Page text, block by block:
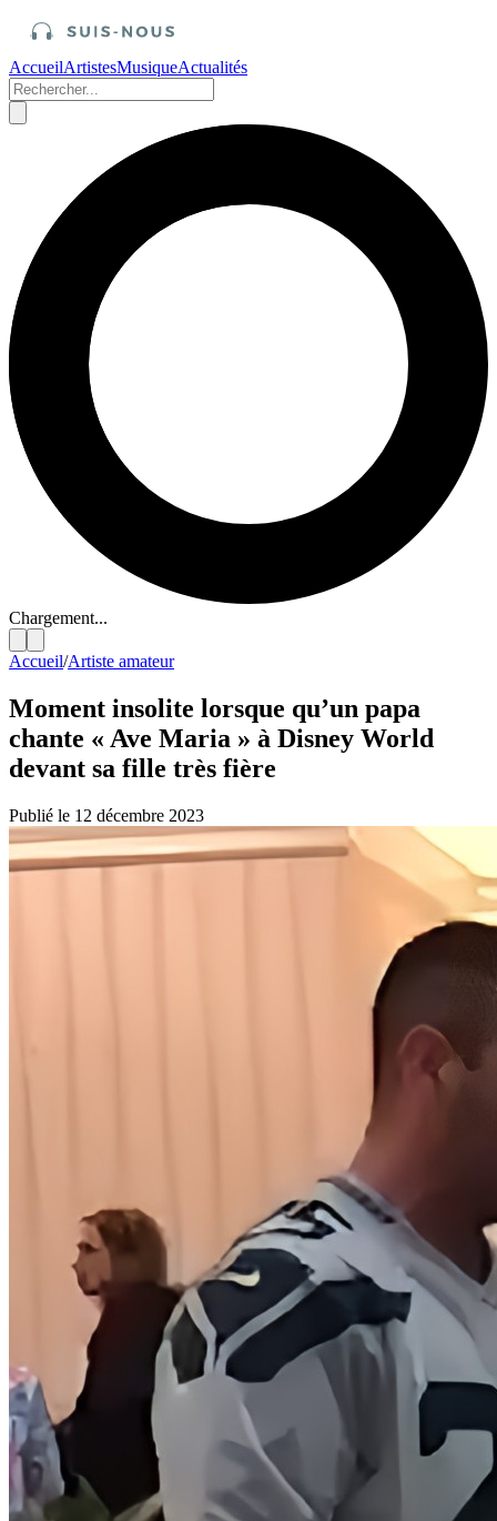
AccueilArtistesMusiqueActualités
Chargement...
Accueil/Artiste amateur
Moment insolite lorsque qu’un papa
chante « Ave Maria » à Disney World
devant sa fille très fière
Publié le 12 décembre 2023